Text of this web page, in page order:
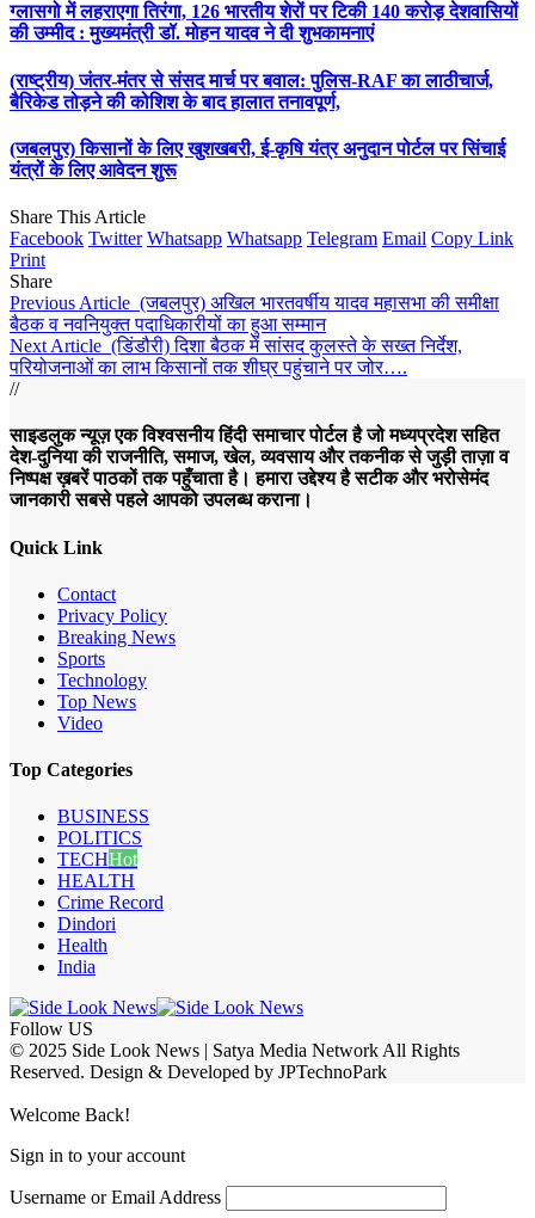
ग्लासगो में लहराएगा तिरंगा, 126 भारतीय शेरों पर टिकी 140 करोड़ देशवासियों
की उम्मीद : मुख्यमंत्री डॉ. मोहन यादव ने दी शुभकामनाएं
(राष्ट्रीय) जंतर-मंतर से संसद मार्च पर बवाल: पुलिस-RAF का लाठीचार्ज,
बैरिकेड तोड़ने की कोशिश के बाद हालात तनावपूर्ण,
(जबलपुर) किसानों के लिए खुशखबरी, ई-कृषि यंत्र अनुदान पोर्टल पर सिंचाई
यंत्रों के लिए आवेदन शुरू
Share This Article
Facebook Twitter Whatsapp Whatsapp Telegram Email Copy Link
Print
Share
Previous Article (जबलपुर) अखिल भारतवर्षीय यादव महासभा की समीक्षा
बैठक व नवनियुक्त पदाधिकारीयों का हुआ सम्मान
Next Article (डिंडौरी) दिशा बैठक में सांसद कुलस्ते के सख्त निर्देश,
परियोजनाओं का लाभ किसानों तक शीघ्र पहुंचाने पर जोर….
//
साइडलुक न्यूज़ एक विश्वसनीय हिंदी समाचार पोर्टल है जो मध्यप्रदेश सहित
देश-दुनिया की राजनीति, समाज, खेल, व्यवसाय और तकनीक से जुड़ी ताज़ा व
निष्पक्ष ख़बरें पाठकों तक पहुँचाता है। हमारा उद्देश्य है सटीक और भरोसेमंद
जानकारी सबसे पहले आपको उपलब्ध कराना।
Quick Link
Contact
Privacy Policy
Breaking News
Sports
Technology
Top News
Video
Top Categories
BUSINESS
POLITICS
TECHHot
HEALTH
Crime Record
Dindori
Health
India
Follow US
© 2025 Side Look News | Satya Media Network All Rights
Reserved. Design & Developed by JPTechnoPark
Welcome Back!
Sign in to your account
Username or Email Address